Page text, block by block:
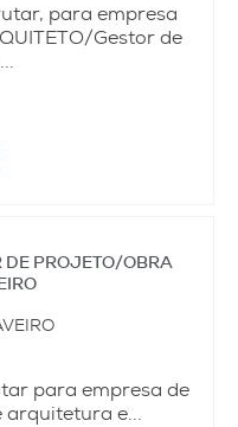
para empresa
Gestor de
DE PROJETO/OBRA
para empresa de
arquitetura e...